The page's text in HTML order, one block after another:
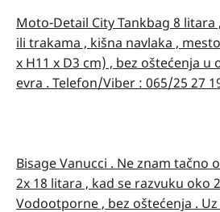
Moto-Detail City Tankbag 8
ili trakama , kišna navlaka ,
x H11 x D3 cm) , bez oštećenja u
evra . Telefon/Viber : 065/25 27
Bisage Vanucci . Ne znam tačno
2x 18 litara , kad se razvuku oko
Vodootporne , bez oštećenja .